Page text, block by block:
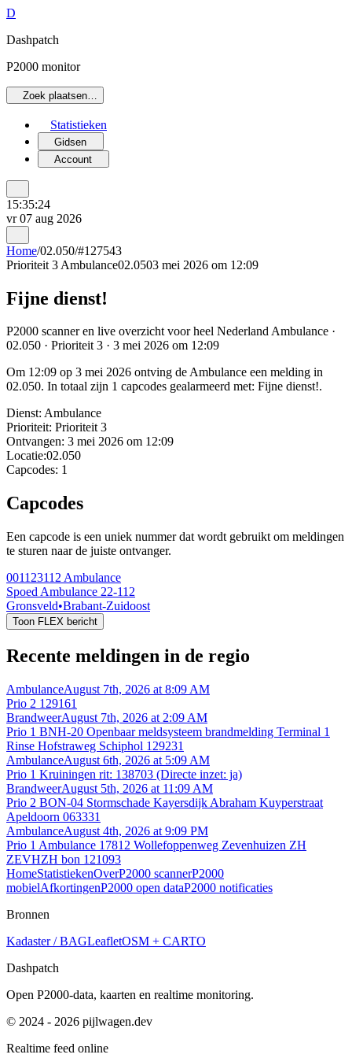
D
Dashpatch
P2000 monitor
Zoek plaatsen…
Statistieken
Gidsen
Account
15:35:24
vr 07 aug 2026
Home/02.050/#127543
Prioriteit 3 Ambulance02.0503 mei 2026 om 12:09
Fijne dienst!
P2000 scanner en live overzicht voor heel Nederland Ambulance ·
02.050 · Prioriteit 3 · 3 mei 2026 om 12:09
Om 12:09 op 3 mei 2026 ontving de Ambulance een melding in
02.050. In totaal zijn 1 capcodes gealarmeerd met: Fijne dienst!.
Dienst: Ambulance
Prioriteit: Prioriteit 3
Ontvangen: 3 mei 2026 om 12:09
Locatie:02.050
Capcodes: 1
Capcodes
Een capcode is een uniek nummer dat wordt gebruikt om meldingen
te sturen naar de juiste ontvanger.
001123112 Ambulance
Spoed Ambulance 22-112
Gronsveld•Brabant-Zuidoost
Toon FLEX bericht
Recente meldingen in de regio
AmbulanceAugust 7th, 2026 at 8:09 AM
Prio 2 129161
BrandweerAugust 7th, 2026 at 2:09 AM
Prio 1 BNH-20 Openbaar meldsysteem brandmelding Terminal 1
Rinse Hofstraweg Schiphol 129231
AmbulanceAugust 6th, 2026 at 5:09 AM
Prio 1 Kruiningen rit: 138703 (Directe inzet: ja)
BrandweerAugust 5th, 2026 at 11:09 AM
Prio 2 BON-04 Stormschade Kayersdijk Abraham Kuyperstraat
Apeldoorn 063331
AmbulanceAugust 4th, 2026 at 9:09 PM
Prio 1 Ambulance 17812 Wollefoppenweg Zevenhuizen ZH
ZEVHZH bon 121093
HomeStatistiekenOverP2000 scannerP2000
mobielAfkortingenP2000 open dataP2000 notificaties
Bronnen
Kadaster / BAGLeafletOSM + CARTO
Dashpatch
Open P2000-data, kaarten en realtime monitoring.
© 2024 - 2026 pijlwagen.dev
Realtime feed online